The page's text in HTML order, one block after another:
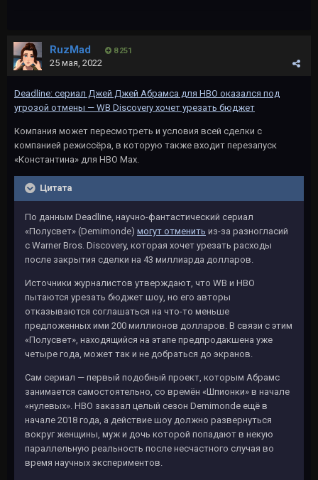
RuzMad 8 251
25 мая, 2022
Deadline: сериал Джей Джей Абрамса для HBO оказался под
угрозой отмены — WB Discovery хочет урезать бюджет
Компания может пересмотреть и условия всей сделки с
компанией режиссёра, в которую также входит перезапуск
«Константина» для HBO Max.
Цитата
По данным Deadline, научно-фантастический сериал
«Полусвет» (Demimonde) могут отменить из-за разногласий
с Warner Bros. Discovery, которая хочет урезать расходы
после закрытия сделки на 43 миллиарда долларов.
Источники журналистов утверждают, что WB и HBO
пытаются урезать бюджет шоу, но его авторы
отказываются соглашаться на что-то меньше
предложенных ими 200 миллионов долларов. В связи с этим
«Полусвет», находящийся на этапе предпродакшена уже
четыре года, может так и не добраться до экранов.
Сам сериал — первый подобный проект, которым Абрамс
занимается самостоятельно, со времён «Шпионки» в начале
«нулевых». HBO заказал целый сезон Demimonde ещё в
начале 2018 года, а действие шоу должно развернуться
вокруг женщины, муж и дочь которой попадают в некую
параллельную реальность после несчастного случая во
время научных экспериментов.